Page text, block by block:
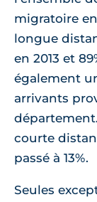
migratoire
longue
en 2013 et
également
arrivants
courte
passé à 13%.
Seules